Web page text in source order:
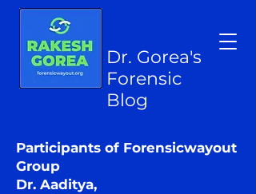
Dr. Gorea's
Forensic
Blog
Participants of Forensicwayout
Group
Dr. Aaditya,